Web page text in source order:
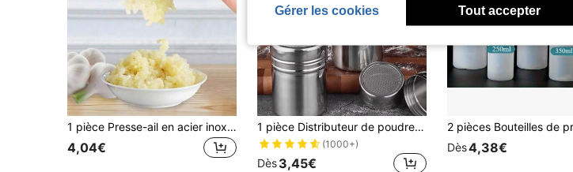
1 pièce Presse-ail en acier inoxydable,Presse-ail manuel,Presse-gingembre,Gadgets de cuisine,Outil presse-ail professionnel et résistant à la rouille,Facile à presser,Facile à nettoyer,Outils pour légumes et fruits,Pour hôtels,restaurants,ustensiles de cuisine et outils d'assaisonnement.
4,04€
1 pièce Distributeur de poudre en acier inoxydable avec tamis, pot à épices, poivrier, passoire à café et à farine
(1000+)
Dès3,45€
Dès4,38€
Gérer les cookies Tout accepter